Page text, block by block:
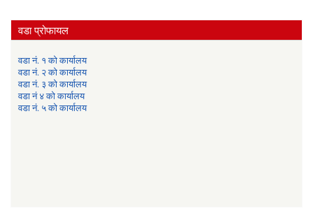
वडा प्रोफायल
वडा नं. १ को कार्यालय
वडा नं. २ को कार्यालय
वडा नं. ३ को कार्यालय
वडा नं ४ को कार्यालय
वडा नं. ५ को कार्यालय